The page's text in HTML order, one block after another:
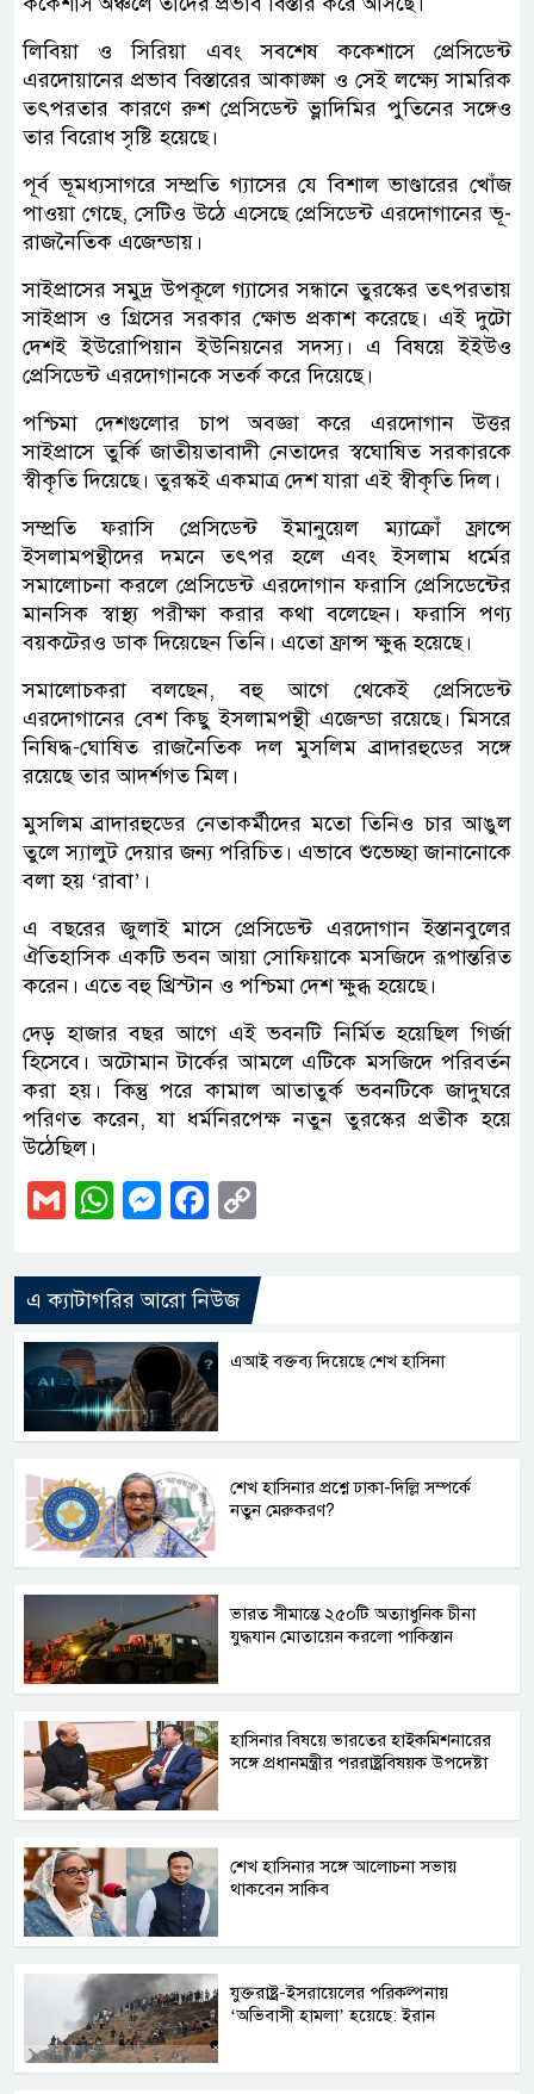
লিবিয়া ও সিরিয়া এবং সবশেষ ককেশাসে প্রেসিডেন্ট
এরদোয়ানের প্রভাব বিস্তারের আকাঙ্ক্ষা ও সেই লক্ষ্যে সামরিক
তৎপরতার কারণে রুশ প্রেসিডেন্ট ভ্লাদিমির পুতিনের সঙ্গেও
তার বিরোধ সৃষ্টি হয়েছে।
পূর্ব ভূমধ্যসাগরে সম্প্রতি গ্যাসের যে বিশাল ভাণ্ডারের খোঁজ
পাওয়া গেছে, সেটিও উঠে এসেছে প্রেসিডেন্ট এরদোগানের ভূ-
রাজনৈতিক এজেন্ডায়।
সাইপ্রাসের সমুদ্র উপকূলে গ্যাসের সন্ধানে তুরস্কের তৎপরতায়
সাইপ্রাস ও গ্রিসের সরকার ক্ষোভ প্রকাশ করেছে। এই দুটো
দেশই ইউরোপিয়ান ইউনিয়নের সদস্য। এ বিষয়ে ইইউও
প্রেসিডেন্ট এরদোগানকে সতর্ক করে দিয়েছে।
পশ্চিমা দেশগুলোর চাপ অবজ্ঞা করে এরদোগান উত্তর
সাইপ্রাসে তুর্কি জাতীয়তাবাদী নেতাদের স্বঘোষিত সরকারকে
স্বীকৃতি দিয়েছে। তুরস্কই একমাত্র দেশ যারা এই স্বীকৃতি দিল।
সম্প্রতি ফরাসি প্রেসিডেন্ট ইমানুয়েল ম্যাক্রোঁ ফ্রান্সে
ইসলামপন্থীদের দমনে তৎপর হলে এবং ইসলাম ধর্মের
সমালোচনা করলে প্রেসিডেন্ট এরদোগান ফরাসি প্রেসিডেন্টের
মানসিক স্বাস্থ্য পরীক্ষা করার কথা বলেছেন। ফরাসি পণ্য
বয়কটেরও ডাক দিয়েছেন তিনি। এতো ফ্রান্স ক্ষুব্ধ হয়েছে।
সমালোচকরা বলছেন, বহু আগে থেকেই প্রেসিডেন্ট
এরদোগানের বেশ কিছু ইসলামপন্থী এজেন্ডা রয়েছে। মিসরে
নিষিদ্ধ-ঘোষিত রাজনৈতিক দল মুসলিম ব্রাদারহুডের সঙ্গে
রয়েছে তার আদর্শগত মিল।
মুসলিম ব্রাদারহুডের নেতাকর্মীদের মতো তিনিও চার আঙুল
তুলে স্যালুট দেয়ার জন্য পরিচিত। এভাবে শুভেচ্ছা জানানোকে
বলা হয় ‘রাবা’।
এ বছরের জুলাই মাসে প্রেসিডেন্ট এরদোগান ইস্তানবুলের
ঐতিহাসিক একটি ভবন আয়া সোফিয়াকে মসজিদে রূপান্তরিত
করেন। এতে বহু খ্রিস্টান ও পশ্চিমা দেশ ক্ষুব্ধ হয়েছে।
দেড় হাজার বছর আগে এই ভবনটি নির্মিত হয়েছিল গির্জা
হিসেবে। অটোমান টার্কের আমলে এটিকে মসজিদে পরিবর্তন
করা হয়। কিন্তু পরে কামাল আতাতুর্ক ভবনটিকে জাদুঘরে
পরিণত করেন, যা ধর্মনিরপেক্ষ নতুন তুরস্কের প্রতীক হয়ে
উঠেছিল।
GmailWhatsApp
Messenger
Facebook
এ ক্যাটাগরির আরো নিউজ
এআই বক্তব্য দিয়েছে শেখ হাসিনা
শেখ হাসিনার প্রশ্নে ঢাকা-দিল্লি সম্পর্কে
নতুন মেরুকরণ?
ভারত সীমান্তে ২৫০টি অত্যাধুনিক চীনা
যুদ্ধযান মোতায়েন করলো পাকিস্তান
হাসিনার বিষয়ে ভারতের হাইকমিশনারের
সঙ্গে প্রধানমন্ত্রীর পররাষ্ট্রবিষয়ক উপদেষ্টা
শেখ হাসিনার সঙ্গে আলোচনা সভায়
থাকবেন সাকিব
যুক্তরাষ্ট্র-ইসরায়েলের পরিকল্পনায়
‘অভিবাসী হামলা’ হয়েছে: ইরান